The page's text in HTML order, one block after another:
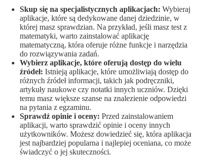
Skup się na specjalistycznych aplikacjach: Wybieraj
aplikacje, które są dedykowane danej dziedzinie, w
której masz sprawdzian. Na przykład, jeśli masz test z
matematyki, warto zainstalować aplikację
matematyczną, która oferuje różne funkcje i narzędzia
do rozwiązywania zadań.
Wybierz aplikacje, które oferują dostęp do wielu
źródeł: Istnieją aplikacje, które umożliwiają dostęp do
różnych źródeł informacji, takich jak podręczniki,
artykuły naukowe czy notatki innych uczniów. Dzięki
temu masz większe szanse na znalezienie odpowiedzi
na pytania z egzaminu.
Sprawdź opinie i oceny: Przed zainstalowaniem
aplikacji, warto sprawdzić opinie i oceny innych
użytkowników. Możesz dowiedzieć się, która aplikacja
jest najbardziej popularna i najlepiej oceniana, co może
świadczyć o jej skuteczności.